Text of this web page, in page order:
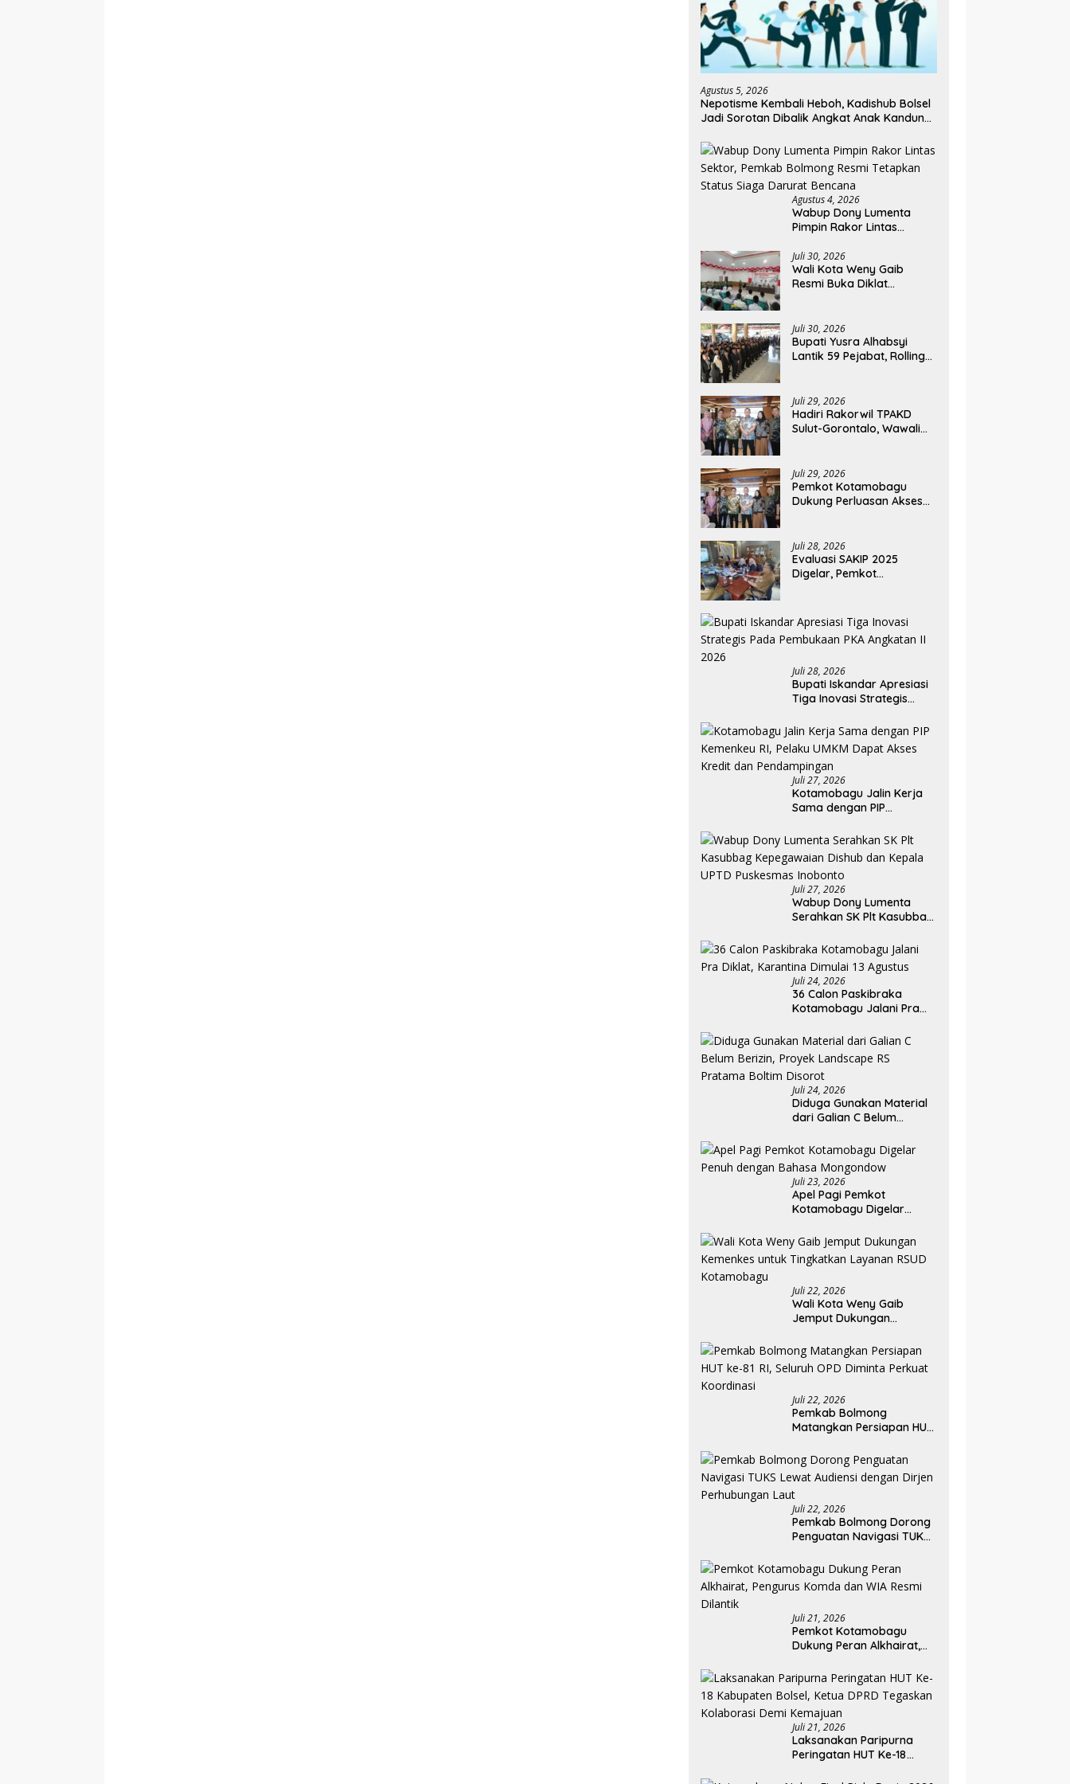
Agustus 5, 2026
Nepotisme Kembali Heboh, Kadishub Bolsel
Jadi Sorotan Dibalik Angkat Anak Kandung
Agustus 4, 2026
Wabup Dony Lumenta
Pimpin Rakor Lintas
Resmi Tetapkan Status
Siaga Darurat Bencana
Juli 30, 2026
Wali Kota Weny Gaib
Resmi Buka Diklat
Juli 30, 2026
Bupati Yusra Alhabsyi
Lantik 59 Pejabat, Rolling
Juli 29, 2026
Hadiri Rakorwil TPAKD
Sulut-Gorontalo, Wawali
Pembiayaan UMKM
Juli 29, 2026
Pemkot Kotamobagu
Dukung Perluasan Akses
Juli 28, 2026
Evaluasi SAKIP 2025
Digelar, Pemkot
Pemerintahan
Juli 28, 2026
Bupati Iskandar Apresiasi
Tiga Inovasi Strategis
Angkatan II 2026
Juli 27, 2026
Kotamobagu Jalin Kerja
Sama dengan PIP
Dapat Akses Kredit dan
Pendampingan
Juli 27, 2026
Wabup Dony Lumenta
Serahkan SK Plt Kasubbag
Kepala UPTD Puskesmas
Inobonto
Juli 24, 2026
36 Calon Paskibraka
Kotamobagu Jalani Pra
Agustus
Juli 24, 2026
Diduga Gunakan Material
dari Galian C Belum
RS Pratama Boltim Disorot
Juli 23, 2026
Apel Pagi Pemkot
Kotamobagu Digelar
Mongondow
Juli 22, 2026
Wali Kota Weny Gaib
Jemput Dukungan
Tingkatkan Layanan RSUD
Kotamobagu
Juli 22, 2026
Pemkab Bolmong
Matangkan Persiapan HUT
Diminta Perkuat
Koordinasi
Juli 22, 2026
Pemkab Bolmong Dorong
Penguatan Navigasi TUKS
Dirjen Perhubungan Laut
Juli 21, 2026
Pemkot Kotamobagu
Dukung Peran Alkhairat,
Resmi Dilantik
Juli 21, 2026
Laksanakan Paripurna
Peringatan HUT Ke-18